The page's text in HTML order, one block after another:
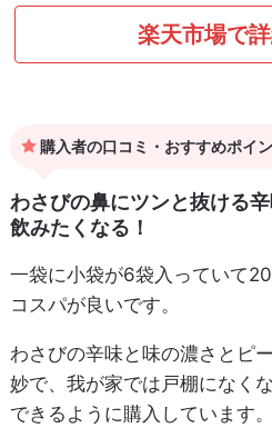
楽天市場で
購入者の口コミ・おすすめポイ
わさびの鼻にツンと抜ける
飲みたくなる！
一袋に小袋が6袋入っていて
コスパが良いです。
わさびの辛味と味の濃さとピ
妙で、我が家では戸棚になく
できるように購入しています。